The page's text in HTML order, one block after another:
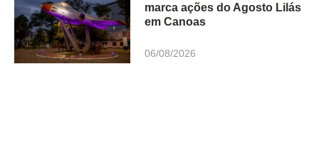
marca ações do Agosto Lilás
em Canoas
06/08/2026